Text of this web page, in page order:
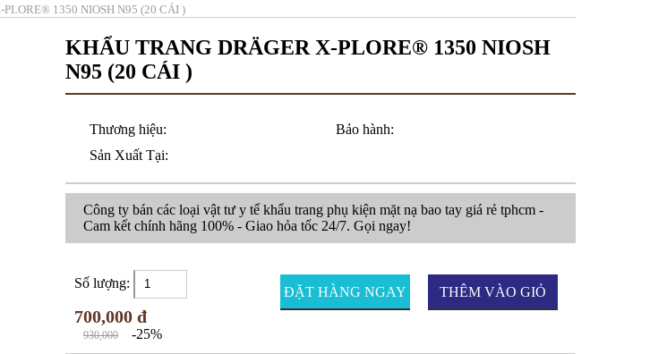
1350 NIOSH N95 (20 CÁI )
KHẨU TRANG DRÄGER X-PLORE® 1350 NIOSH
N95 (20 CÁI )
Thương hiệu:
Bảo hành:
Sản Xuất Tại:
Công ty bán các loại vật tư y tế khẩu trang phụ kiện mặt nạ bao tay giá rẻ tphcm -
Cam kết chính hãng 100% - Giao hỏa tốc 24/7. Gọi ngay!
Số lượng:
700,000 đ
930,000 -25%
ĐẶT HÀNG NGAY THÊM VÀO GIỎ